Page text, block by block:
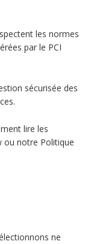
les normes
par le PCI
sécurisée des
lire les
ou notre Politique
ne